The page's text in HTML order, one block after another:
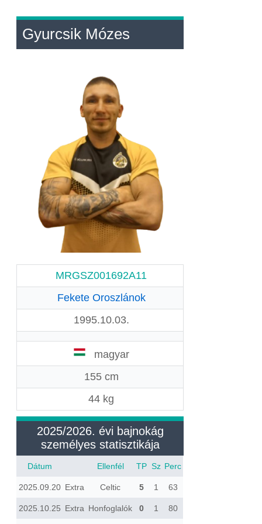
Gyurcsik Mózes
MRGSZ001692A11
Fekete Oroszlánok
1995.10.03.
magyar
155 cm
44 kg
2025/2026. évi bajnokág
személyes statisztikája
Dátum Ellenfél TP Sz Perc
2025.09.20 Extra Celtic 5 1 63
2025.10.25 Extra Honfoglalók 0 1 80